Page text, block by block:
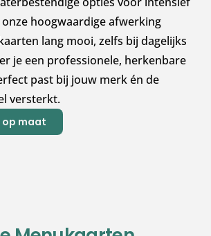
hoogwaardige afwerking
lang mooi, zelfs bij dagelijks
je een professionele, herkenbare
past bij jouw merk én de
versterkt.
op maat